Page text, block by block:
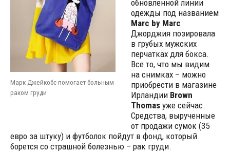
Марк Джейкобс помогает больным
раком груди
обновленной линии
одежды под названием
Marc by Marc
Джорджия позировала
в грубых мужских
перчатках для бокса.
Все то, что мы видим
на снимках – можно
приобрести в магазине
Ирландии Brown
Thomasуже сейчас.
Средства, вырученные
от продажи сумок (35
евро за штуку) и футболок пойдут в фонд, который
борется со страшной болезнью – рак груди.